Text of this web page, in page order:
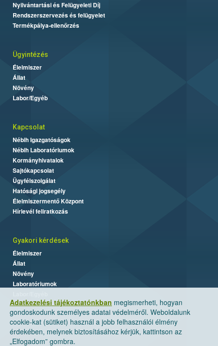
Adatkezelési tájékoztatónkban megismerheti, hogyan
gondoskodunk személyes adatai védelméről. Weboldalunk
cookie-kat (sütiket) használ a jobb felhasználói élmény
érdekében, melynek biztosításához kérjük, kattintson az
„Elfogadom” gombra.
Nyilvántartási és Felügyeleti Díj
Rendszerszervezés és felügyelet
Termékpálya-ellenőrzés
Ügyintézés
Élelmiszer
Állat
Növény
Labor/Egyéb
Kapcsolat
Nébih Igazgatóságok
Nébih Laboratóriumok
Kormányhivatalok
Sajtókapcsolat
Ügyfélszolgálat
Hatósági jogsegély
Élelmiszermentő Központ
Hírlevél feliratkozás
Gyakori kérdések
Élelmiszer
Állat
Növény
Laboratóriumok